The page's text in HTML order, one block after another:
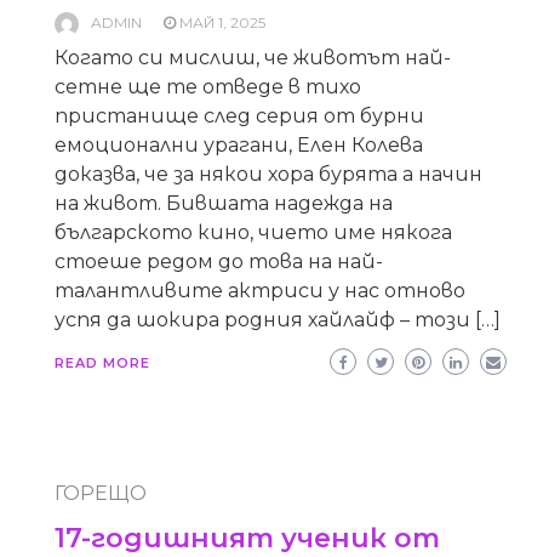
ADMIN МАЙ 1, 2025
Когато си мислиш, че животът най-
сетне ще те отведе в тихо
пристанище след серия от бурни
емоционални урагани, Елен Колева
доказва, че за някои хора бурята а начин
на живот. Бившата надежда на
българското кино, чието име някога
стоеше редом до това на най-
талантливите актриси у нас отново
успя да шокира родния хайлайф – този […]
READ MORE
ГОРЕЩО
17-годишният ученик от